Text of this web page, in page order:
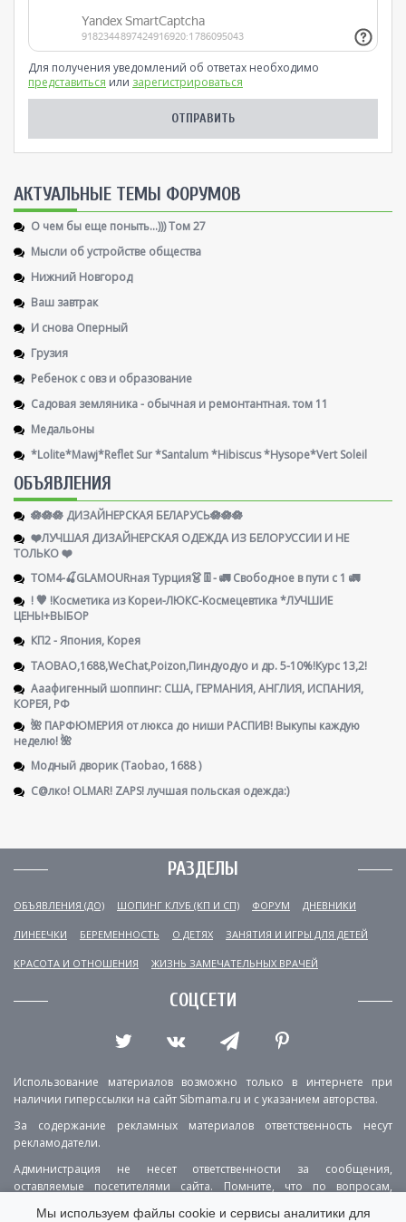
Для получения уведомлений об ответах необходимо
представиться или зарегистрироваться
AКТУАЛЬНЫЕ ТЕМЫ ФОРУМОВ
О чем бы еще поныть...))) Том 27
Мысли об устройстве общества
Нижний Новгород
Ваш завтрак
И снова Оперный
Грузия
Ребенок с овз и образование
Садовая земляника - обычная и ремонтантная. том 11
Медальоны
*Lolite*Mawj*Reflet Sur *Santalum *Hibiscus *Hysope*Vert Soleil
ОБЪЯВЛЕНИЯ
🪷🪷🪷 ДИЗАЙНЕРСКАЯ БЕЛАРУСЬ🪷🪷🪷
❤️ЛУЧШАЯ ДИЗАЙНЕРСКАЯ ОДЕЖДА ИЗ БЕЛОРУССИИ И НЕ
ТОЛЬКО ❤️
ТОМ4-🍒GLAMOURная Турция👗👖- 🚛 Свободное в пути с 1 🚛
! 🧡 !Косметика из Кореи-ЛЮКС-Космецевтика *ЛУЧШИЕ
ЦЕНЫ+ВЫБОР
КП2 - Япония, Корея
TAOBAO,1688,WeChat,Poizon,Пиндуодуо и др. 5-10%!Курс 13,2!
Ааафигенный шоппинг: США, ГЕРМАНИЯ, АНГЛИЯ, ИСПАНИЯ,
КОРЕЯ, РФ
🌺 ПАРФЮМЕРИЯ от люкса до ниши РАСПИВ! Выкупы каждую
неделю! 🌺
Модный дворик (Taobao, 1688 )
С@лко! OLMAR! ZAPS! лучшая польская одежда:)
РАЗДЕЛЫ
ОБЪЯВЛЕНИЯ (ДО) ШОПИНГ КЛУБ (КП И СП) ФОРУМ ДНЕВНИКИ
ЛИНЕЕЧКИ БЕРЕМЕННОСТЬ О ДЕТЯХ ЗАНЯТИЯ И ИГРЫ ДЛЯ ДЕТЕЙ
КРАСОТА И ОТНОШЕНИЯ ЖИЗНЬ ЗАМЕЧАТЕЛЬНЫХ ВРАЧЕЙ
СОЦСЕТИ
Использование материалов возможно только в интернете при
наличии гиперссылки на сайт Sibmama.ru и с указанием авторства.
За содержание рекламных материалов ответственность несут
рекламодатели.
Администрация не несет ответственности за сообщения,
оставляемые посетителями сайта. Помните, что по вопросам,
Мы используем файлы cookie и сервисы аналитики для